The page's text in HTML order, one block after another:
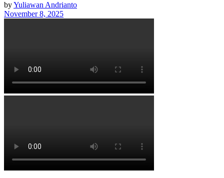
byYuliawan Andrianto
November 8, 2025